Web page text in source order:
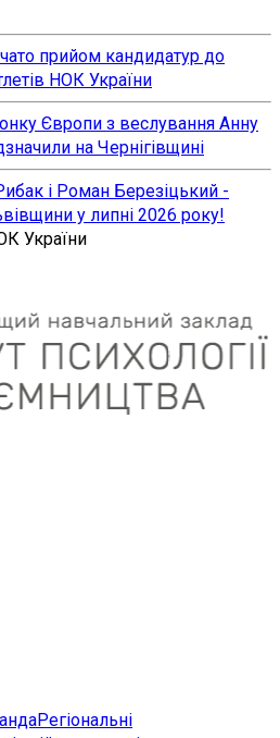
прийом кандидатур до
НОК України
Європи з веслування Анну
на Чернігівщині
і Роман Березіцький -
у липні 2026 року!
України
Регіональні